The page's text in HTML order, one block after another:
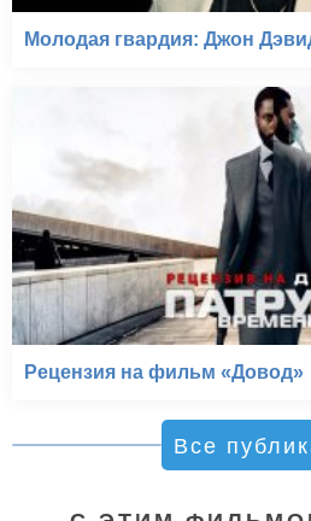
Молодая гвардия: Джон
Рецензия на фильм «Довод»
Все